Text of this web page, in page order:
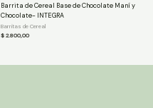
Barrita de Cereal Base de Chocolate Maní y
Chocolate- INTEGRA
Barritas de Cereal
$2.800,00